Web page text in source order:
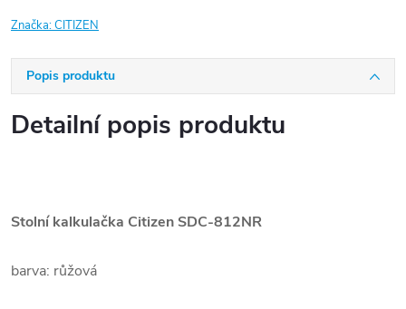
Značka:CITIZEN
Popis produktu
Detailní popis produktu
Stolní kalkulačka Citizen SDC-812NR
barva: růžová